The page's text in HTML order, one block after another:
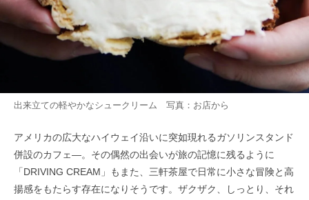
出来立ての軽やかなシュークリーム 写真：お店から
アメリカの広大なハイウェイ沿いに突如現れるガソリンスタンド
併設のカフェ—。その偶然の出会いが旅の記憶に残るように
「DRIVING CREAM」もまた、三軒茶屋で日常に小さな冒険と高
揚感をもたらす存在になりそうです。ザクザク、しっとり、それ